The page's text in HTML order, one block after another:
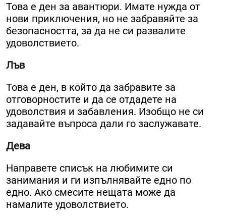
Това е ден за авантюри. Имате нужда от
нови приключения, но не забравяйте за
безопасността, за да не си развалите
удоволствието.
Лъв
Това е ден, в който да забравите за
отговорностите и да се отдадете на
удоволствия и забавления. Изобщо не си
задавайте въпроса дали го заслужавате.
Дева
Направете списък на любимите си
занимания и ги изпълнявайте едно по
едно. Ако смесите нещата може да
намалите удоволствието.